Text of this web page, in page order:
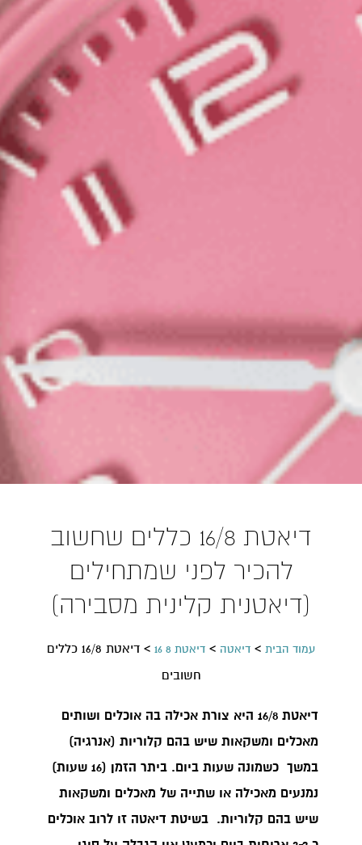
דיאטת 16/8 כללים שחשוב
להכיר לפני שמתחילים
(דיאטנית קלינית מסבירה)
עמוד הבית > דיאטה > דיאטת 8 16 >
דיאטת 16/8 כללים
חשובים
דיאטת 16/8 היא צורת אכילה בה אוכלים ושותים
מאכלים ומשקאות שיש בהם קלוריות (אנרגיה)
במשך כשמונה שעות ביום. ביתר הזמן (16 שעות)
נמנעים מאכילה או שתייה של מאכלים ומשקאות
שיש בהם קלוריות. בשיטת דיאטה זו לרוב אוכלים